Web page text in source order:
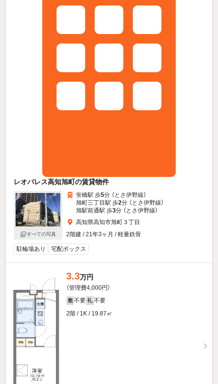
レオパレス高知旭町の賃貸物件
すべての写真
蛍橋駅 歩5分 （とさ伊野線）
旭町三丁目駅 歩2分 （とさ伊野線）
旭駅前通駅 歩3分 （とさ伊野線）
高知県高知市旭町３丁目
2階建 / 21年3ヶ月 / 軽量鉄骨
駐輪場あり 宅配ボックス
3.3万円
（管理費4,000円）
敷 不要 礼 不要
2階 / 1K / 19.87㎡